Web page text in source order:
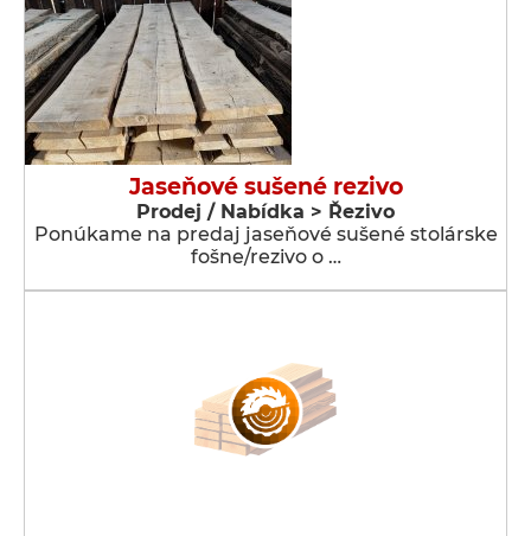
Jaseňové sušené rezivo
Prodej / Nabídka > Řezivo
Ponúkame na predaj jaseňové sušené stolárske
fošne/rezivo o …